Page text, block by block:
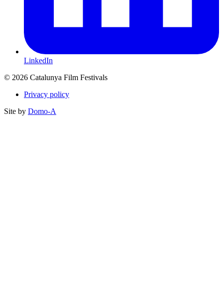
LinkedIn
© 2026 Catalunya Film Festivals
Privacy policy
Site by Domo-A